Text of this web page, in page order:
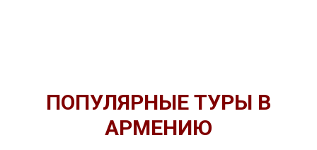
ПОПУЛЯРНЫЕ ТУРЫ В
АРМЕНИЮ